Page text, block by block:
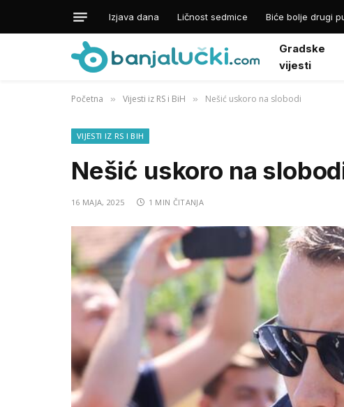
Izjava dana Ličnost sedmice Biće bolje drugi
Gradske
vijesti
Početna » Vijesti iz RS i BiH » Nešić uskoro na slobodi
VIJESTI IZ RS I BIH
Nešić uskoro na
16 MAJA, 2025 1 MIN ČITANJA